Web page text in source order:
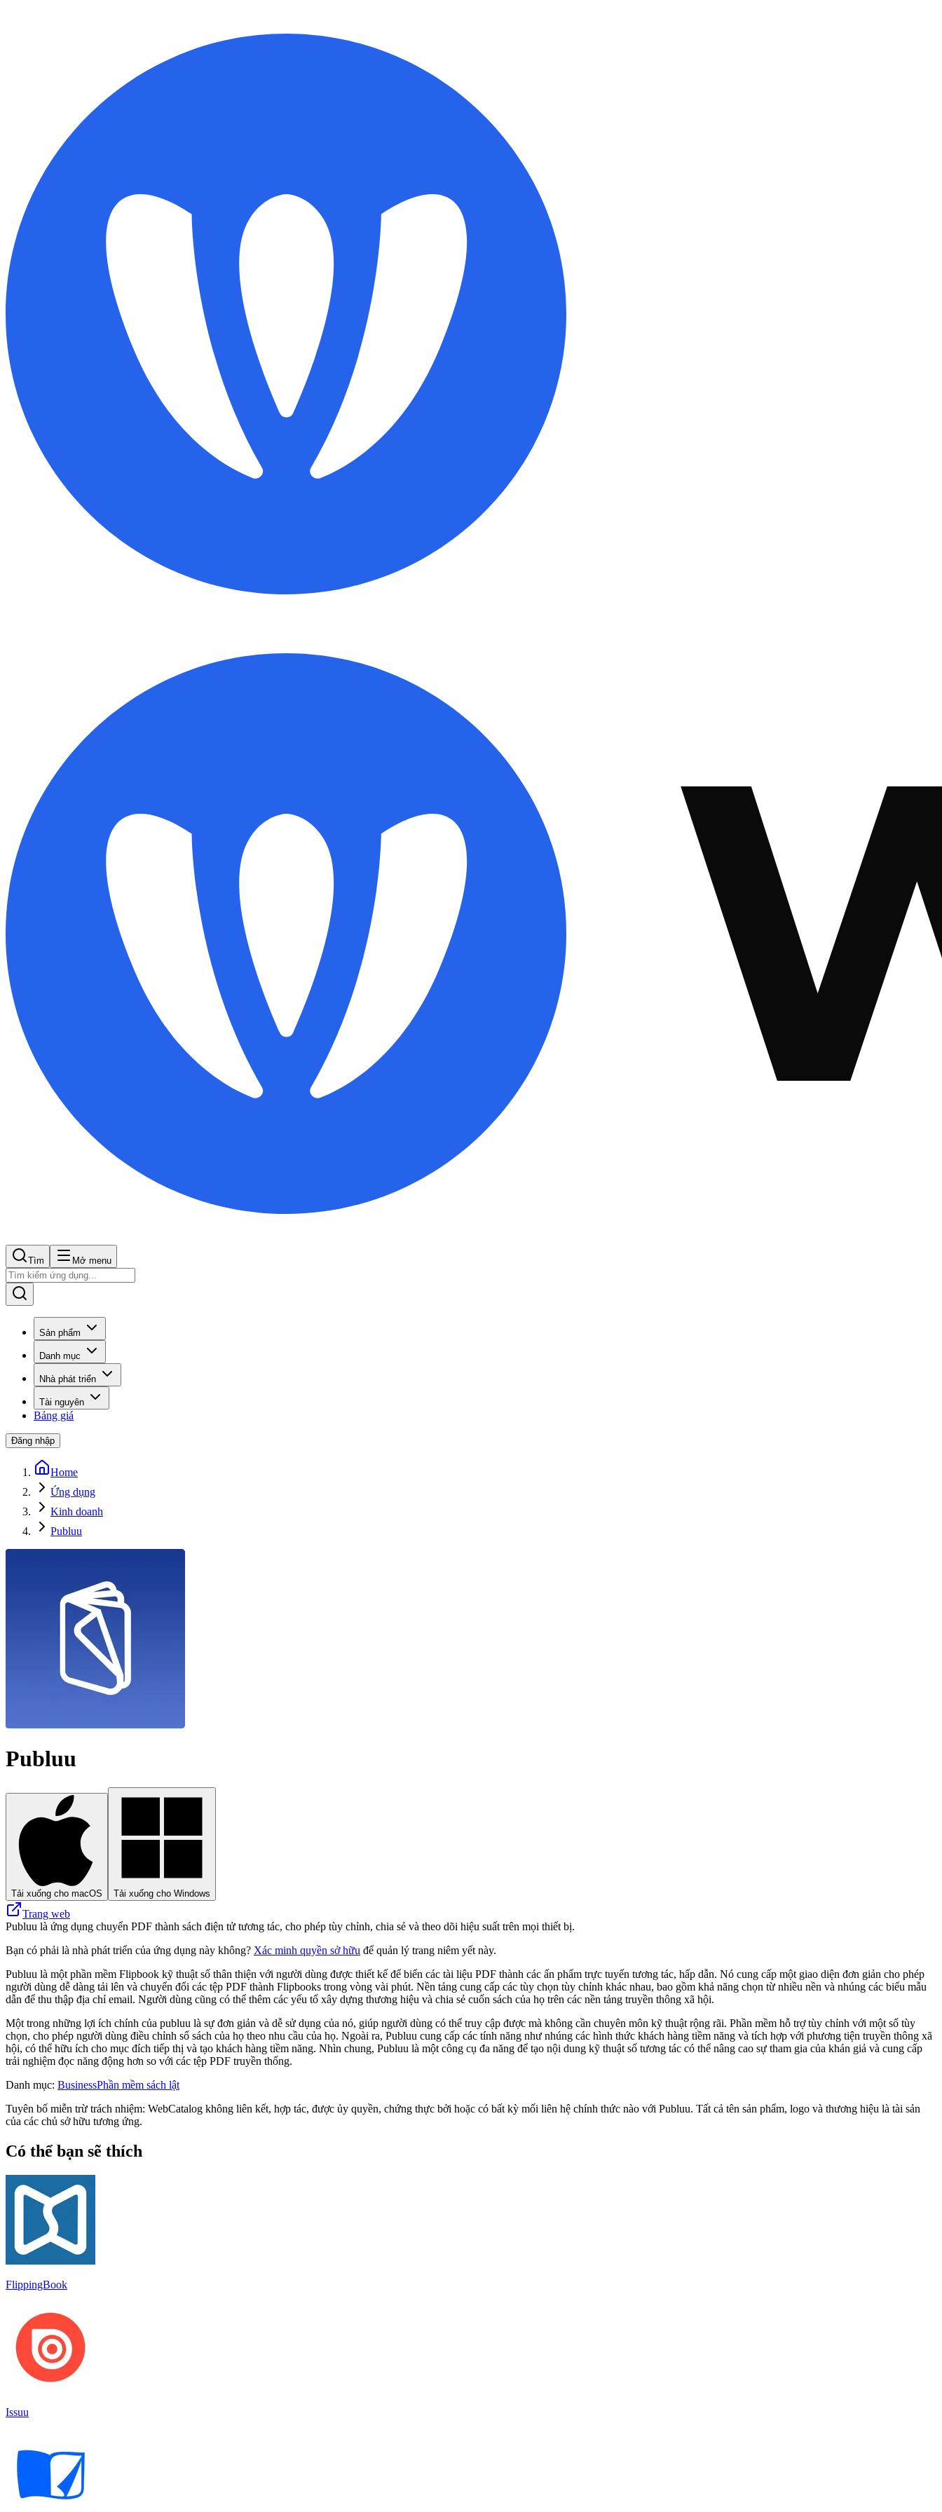
Tìm Mở menu
Sản phẩm
Danh mục
Nhà phát triển
Tài nguyên
Bảng giá
Đăng nhập
Home
Ứng dụng
Kinh doanh
Publuu
Publuu
Tải xuống cho macOS Tải xuống cho Windows
Trang web
Publuu là ứng dụng chuyển PDF thành sách điện tử tương tác, cho phép tùy chỉnh, chia sẻ và theo dõi hiệu suất trên mọi thiết bị.
Bạn có phải là nhà phát triển của ứng dụng này không? Xác minh quyền sở hữu để quản lý trang niêm yết này.
Publuu là một phần mềm Flipbook kỹ thuật số thân thiện với người dùng được thiết kế để biến các tài liệu PDF thành các ấn phẩm trực tuyến tương tác, hấp dẫn. Nó cung cấp một giao diện đơn giản cho phép
người dùng dễ dàng tải lên và chuyển đổi các tệp PDF thành Flipbooks trong vòng vài phút. Nền tảng cung cấp các tùy chọn tùy chỉnh khác nhau, bao gồm khả năng chọn từ nhiều nền và nhúng các biểu mẫu
dẫn để thu thập địa chỉ email. Người dùng cũng có thể thêm các yếu tố xây dựng thương hiệu và chia sẻ cuốn sách của họ trên các nền tảng truyền thông xã hội.
Một trong những lợi ích chính của publuu là sự đơn giản và dễ sử dụng của nó, giúp người dùng có thể truy cập được mà không cần chuyên môn kỹ thuật rộng rãi. Phần mềm hỗ trợ tùy chỉnh với một số tùy
chọn, cho phép người dùng điều chỉnh sổ sách của họ theo nhu cầu của họ. Ngoài ra, Publuu cung cấp các tính năng như nhúng các hình thức khách hàng tiềm năng và tích hợp với phương tiện truyền thông xã
hội, có thể hữu ích cho mục đích tiếp thị và tạo khách hàng tiềm năng. Nhìn chung, Publuu là một công cụ đa năng để tạo nội dung kỹ thuật số tương tác có thể nâng cao sự tham gia của khán giả và cung cấp
trải nghiệm đọc năng động hơn so với các tệp PDF truyền thống.
Danh mục: BusinessPhần mềm sách lật
Tuyên bố miễn trừ trách nhiệm: WebCatalog không liên kết, hợp tác, được ủy quyền, chứng thực bởi hoặc có bất kỳ mối liên hệ chính thức nào với Publuu. Tất cả tên sản phẩm, logo và thương hiệu là tài sản
của các chủ sở hữu tương ứng.
Có thể bạn sẽ thích
FlippingBook
Issuu